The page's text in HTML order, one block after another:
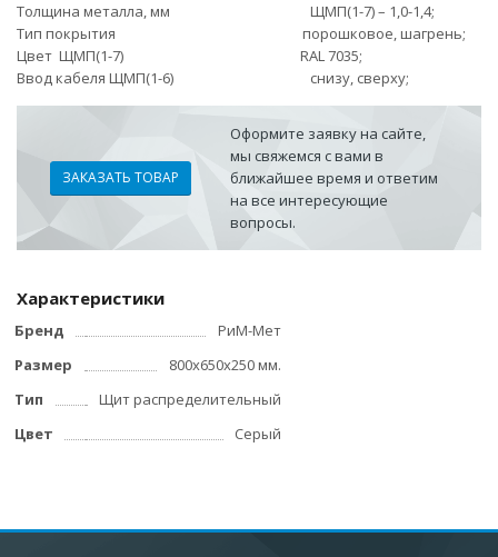
Толщина металла, мм ЩМП(1-7) – 1,0-1,4;
Тип покрытия порошковое, шагрень;
Цвет ЩМП(1-7) RAL 7035;
Ввод кабеля ЩМП(1-6) снизу, сверху;
ЗАКАЗАТЬ ТОВАР
Оформите заявку на сайте,
мы свяжемся с вами в
ближайшее время и ответим
на все интересующие
вопросы.
Характеристики
Бренд
РиМ-Мет
Размер
800х650х250 мм.
Тип
Щит распределительный
Цвет
Серый